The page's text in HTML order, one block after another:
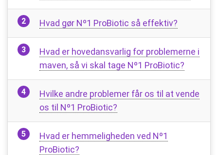
Hvad gør Nº1 ProBiotic så effektiv?
Hvad er hovedansvarlig for problemerne i
maven, så vi skal tage Nº1 ProBiotic?
Hvilke andre problemer får os til at vende
os til Nº1 ProBiotic?
Hvad er hemmeligheden ved Nº1
ProBiotic?